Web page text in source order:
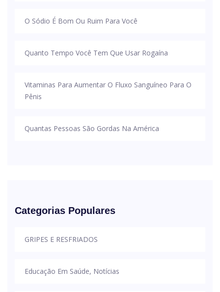
O Sódio É Bom Ou Ruim Para Você
Quanto Tempo Você Tem Que Usar Rogaína
Vitaminas Para Aumentar O Fluxo Sanguíneo Para O
Pênis
Quantas Pessoas São Gordas Na América
Categorias Populares
GRIPES E RESFRIADOS
Educação Em Saúde, Notícias